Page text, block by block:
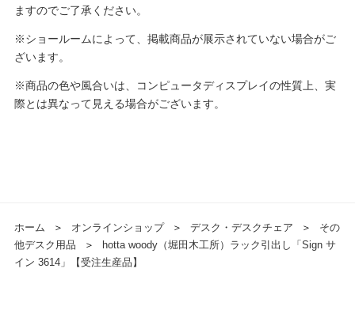
ますのでご了承ください。
※ショールームによって、掲載商品が展示されていない場合がご
ざいます。
※商品の色や風合いは、コンピュータディスプレイの性質上、実
際とは異なって見える場合がございます。
ホーム ＞ オンラインショップ ＞ デスク・デスクチェア ＞
その
他デスク用品
＞
hotta woody（堀田木工所）ラック引出し「Sign サ
イン 3614」【受注生産品】